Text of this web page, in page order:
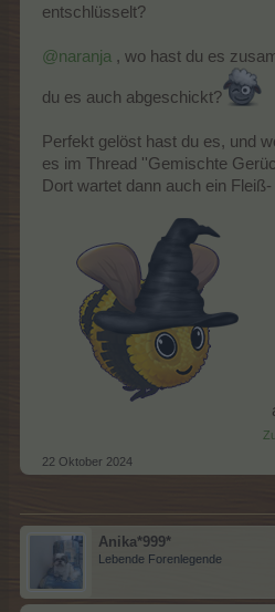
entschlüsselt?
@naranja , wo hast du es
du es auch abgeschickt?
Perfekt gelöst hast du es, und
es im Thread ''Gemischte
Dort wartet dann auch ein Fleiß-
22 Oktober 2024
Anika*999*
Lebende Forenlegende